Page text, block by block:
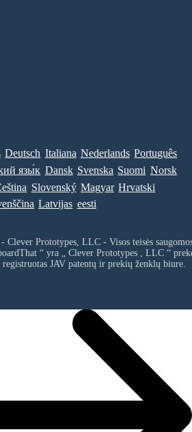
Deutsch Italiana Nederlands Português
язы́к Dansk Svenska Suomi Norsk
Slovenský Magyar Hrvatski
Latvijas eesti
Clever Prototypes, LLC - Visos teisės
“ yra „ Clever Prototypes , LLC“
registruotas JAV patentų ir prekių ženklų biure.